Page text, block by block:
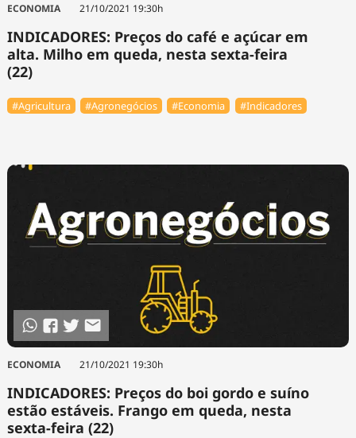
ECONOMIA 21/10/2021 19:30h
INDICADORES: Preços do café e açúcar em
alta. Milho em queda, nesta sexta-feira
(22)
#Agricultura #Agronegócios #Economia #Indicadores
ECONOMIA 21/10/2021 19:30h
INDICADORES: Preços do boi gordo e suíno
estão estáveis. Frango em queda, nesta
sexta-feira (22)